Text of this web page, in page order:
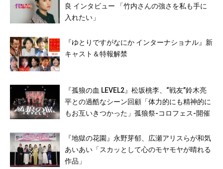
良 インタビュー 「竹内さんの強さを私も手に
入れたい」
『ゆとりですがなにか インターナショナル』新
キャスト＆特報解禁
『孤狼の血 LEVEL2』松坂桃李、“戦友”鈴木亮
平との過酷なシーン回顧「体力的にも精神的に
もお互いきつかった」孤狼祭-コロフェス-開催
『地獄の花園』永野芽郁、広瀬アリスらが和気
あいあい「スカッとして心のモヤモヤが晴れる
作品」